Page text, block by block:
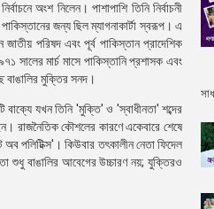
অংশ নিলেন। পাশাপাশি তিনি নির্বাচনী
জন্য ছিল ম্যাগনাকার্টা স্বরূপ। এ
জাতীয় পরিষদ এবং পূর্ব পাকিস্তান প্রাদেশিক
মার্চ মাসে পাকিস্তানি প্রশাসক এবং
বাঙালির মুক্তির সনদ।
যখন তিনি 'মুক্তি' ও 'স্বাধীনতা' শব্দের
রাজনৈতিক কৌশলের কারণে একেবারে শেষে
পলিটিক্স'। কিউবার তৎকালীন নেতা ফিদেল
শুধু বাঙালির আবেগের উচ্চারণ নয়; যুক্তিরও